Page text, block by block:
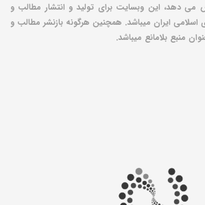
می دهد، این وبسایت برای تولید و انتشار مطالب و
اسلامی ایران میباشد. همچنین هرگونه بازنشر مطالب و
منبع بلامانع میباشد.